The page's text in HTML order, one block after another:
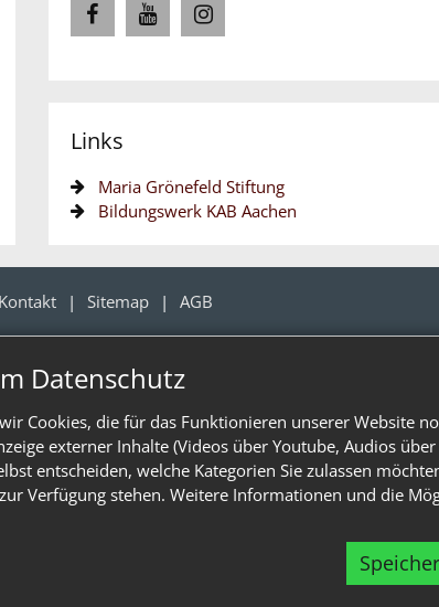
Datenschutz
Cookies, die für das Funktionieren unserer Website
externer Inhalte (Videos über Youtube, Audios
entscheiden, welche Kategorien Sie zulassen
Verfügung stehen. Weitere Informationen und die
Links
Maria Grönefeld Stiftung
Bildungswerk KAB Aachen
Kontakt Sitemap AGB